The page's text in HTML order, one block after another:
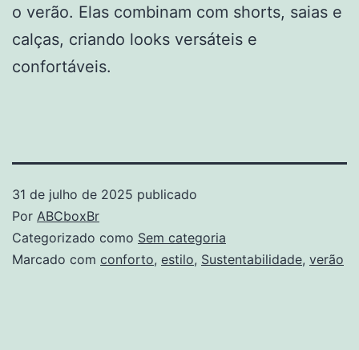
o verão. Elas combinam com shorts, saias e
calças, criando looks versáteis e
confortáveis.
31 de julho de 2025 publicado
Por ABCboxBr
Categorizado como Sem categoria
Marcado com conforto, estilo, Sustentabilidade, verão